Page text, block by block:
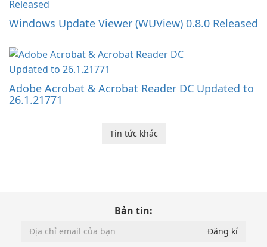
Windows Update Viewer (WUView) 0.8.0 Released
Adobe Acrobat & Acrobat Reader DC Updated to
26.1.21771
Tin tức khác
Bản tin: